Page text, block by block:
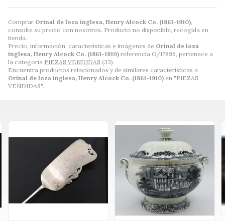
Comprar Orinal de loza inglesa, Henry Alcock Co. (1861-1910),
consulte su precio con nosotros. Producto no disponible, recogida en
tienda.
Precio, información, características e imágenes de Orinal de loza
inglesa, Henry Alcock Co. (1861-1910) referencia O/17896, pertenece a
la categoría PIEZAS VENDIDAS (33).
Encuentra productos relacionados y de similares características a
Orinal de loza inglesa, Henry Alcock Co. (1861-1910) en "PIEZAS
VENDIDAS".